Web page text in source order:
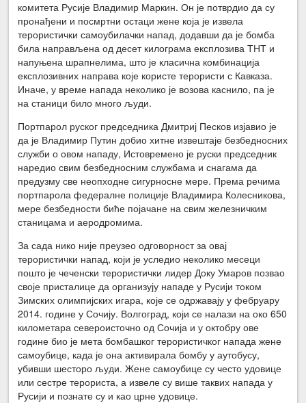
комитета Русије Владимир Маркин. Он је потврдио да су
пронађени и посмртни остаци жене која је извела
терористички самоубилачки напад, додавши да је бомба
била направљена од десет килограма експлозива ТНТ и
напуњена шрапнелима, што је класична комбинација
експлозивних направа које користе терористи с Кавказа.
Иначе, у време напада неколико је возова каснило, па је
на станици било много људи.
Портпарол руског председника Дмитриј Песков изјавио је
да је Владимир Путин добио хитне извештаје безбедносних
служби о овом нападу, Истовремено је руски председник
наредио свим безбедносним службама и снагама да
предузму све неопходне сигурносне мере. Према речима
портпарола федералне полиције Владимира Колесникова,
мере безбедности биће појачане на свим железничким
станицама и аеродромима.
За сада нико није преузео одговорност за овај
терористички напад, који је уследио неколико месеци
пошто је чеченски терористички лидер Доку Умаров позвао
своје присталице да организују нападе у Русији током
Зимских олимпијских игара, које се одржавају у фебруару
2014. године у Сочију. Волгоград, који се налази на око 650
километара североисточно од Сочија и у октобру ове
године био је мета бомбашког терористичког напада жене
самоубице, када је она активирала бомбу у аутобусу,
убивши шесторо људи. Жене самоубице су често удовице
или сестре терориста, а извеле су више таквих напада у
Русији и познате су и као црне удовице.